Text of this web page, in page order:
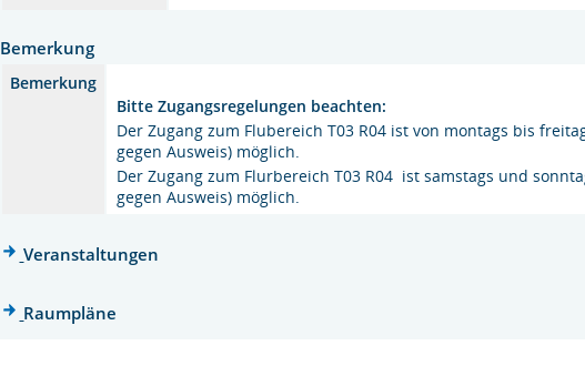
Bemerkung
Bemerkung
Bitte Zugangsregelungen beachten:
Der Zugang zum Flubereich T03 R04 ist von montags bis
gegen Ausweis) möglich.
Der Zugang zum Flurbereich T03 R04 ist samstags und
gegen Ausweis) möglich.
Veranstaltungen
Raumpläne